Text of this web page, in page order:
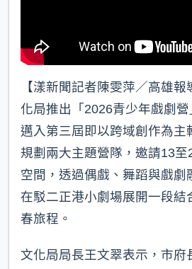
【漾新聞記者陳雯萍／高雄
化局推出「2026青少年戲劇營
邁入第三屆即以跨域創作為主
規劃兩大主題營隊，邀請13
空間，透過偶戲、舞蹈與戲劇
在駁二正港小劇場展開一段結
春旅程。
文化局局長王文翠表示，市府